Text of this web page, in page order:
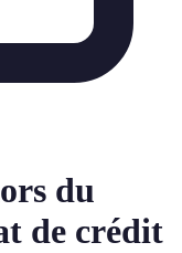
du
de crédit